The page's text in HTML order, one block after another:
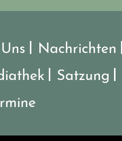
Nachrichten
Satzung